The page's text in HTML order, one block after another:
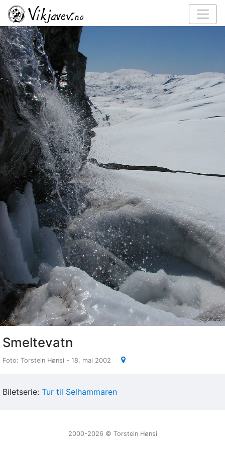
Smeltevatn
Foto: Torstein Hønsi - 18. mai 2002
Biletserie: Tur til Selhammaren
2000-2026 ©️ Torstein Hønsi